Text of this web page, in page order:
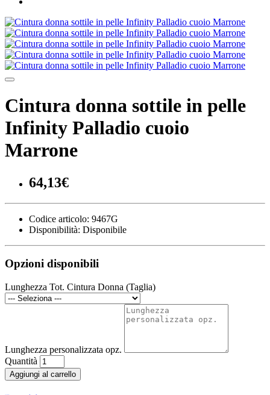
Cintura donna sottile in pelle
Infinity Palladio cuoio
Marrone
64,13€
Codice articolo: 9467G
Disponibilità: Disponibile
Opzioni disponibili
Lunghezza Tot. Cintura Donna (Taglia)
Lunghezza personalizzata opz.
Quantità
Aggiungi al carrello